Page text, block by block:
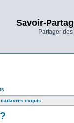
Savoir-
Partager
cadavres exquis